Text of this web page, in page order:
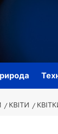
КВІТИ